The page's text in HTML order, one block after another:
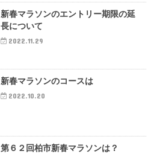
新春マラソンのエントリー期限の延
長について
2022.11.29
新春マラソンのコースは
2022.10.20
第６２回柏市新春マラソンは？